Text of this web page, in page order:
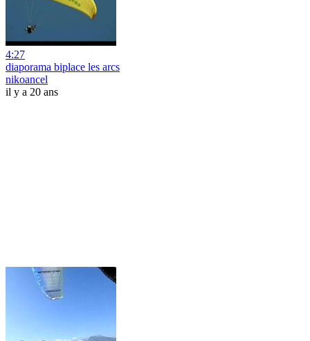
4:27
diaporama biplace les arcs
nikoancel
il y a 20 ans